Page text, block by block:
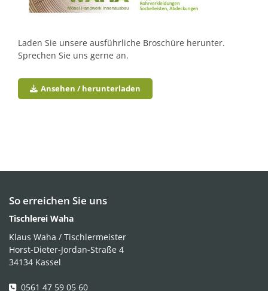
Laden Sie unsere ausführliche Broschüre herunter.
Sprechen Sie uns gerne an.
Ansehen / herunterladen
So erreichen Sie uns
Tischlerei Waha
Klaus Waha / Tischlermeister
Horst-Dieter-Jordan-Straße 4
34134 Kassel
0561 47 59 05 60